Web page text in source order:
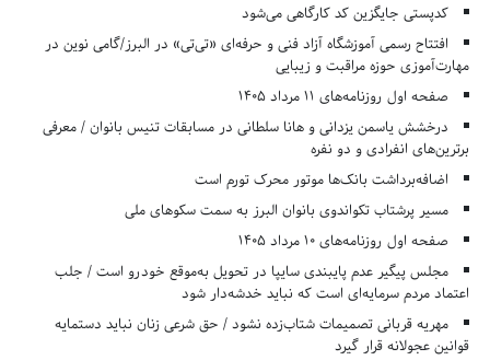
کدپستی جایگزین کد کارگاهی می‌شود
افتتاح رسمی آموزشگاه آزاد فنی و حرفه‌ای «تی‌تی» در البرز/گامی نوین در
مهارت‌آموزی حوزه مراقبت و زیبایی
صفحه اول روزنامه‌های 11 مرداد 1405
درخشش یاسمن یزدانی و هانا سلطانی در مسابقات تنیس بانوان / معرفی
برترین‌های انفرادی و دو نفره
اضافه‌برداشت بانک‌ها موتور محرک تورم است
مسیر پرشتاب تکواندوی بانوان البرز به سمت سکوهای ملی
صفحه اول روزنامه‌های 10 مرداد 1405
مجلس پیگیر عدم پایبندی سایپا در تحویل به‌موقع خودرو است / جلب
اعتماد مردم سرمایه‌ای است که نباید خدشه‌دار شود
مهریه قربانی تصمیمات شتاب‌زده نشود / حق شرعی زنان نباید دستمایه
قوانین عجولانه قرار گیرد